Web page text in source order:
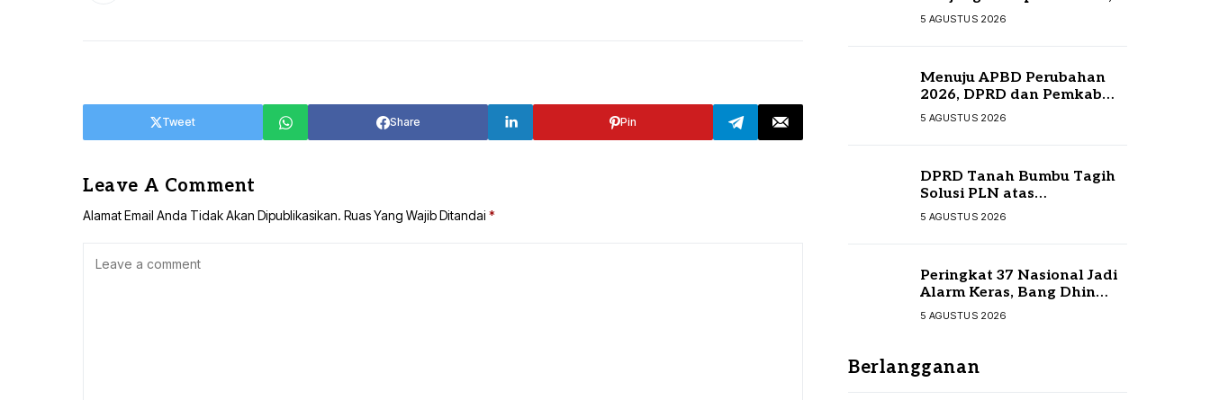
TANAH LAUT
Share
Tweet Pin
Leave A Comment
Alamat Email Anda Tidak Akan Dipublikasikan. Ruas Yang Wajib Ditandai *
Perkuat Sinergi
5 AGUSTUS 2026
Menuju APBD Perubahan
2026, DPRD dan Pemkab
Tanah Bumbu Resmi
5 AGUSTUS 2026
DPRD Tanah Bumbu Tagih
Solusi PLN atas
Pemadaman Listrik,
5 AGUSTUS 2026
Peringkat 37 Nasional Jadi
Alarm Keras, Bang Dhin
Desak Evaluasi Total
5 AGUSTUS 2026
Berlangganan